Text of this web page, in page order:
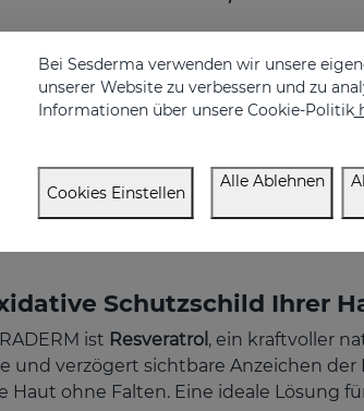
Schutzschild Ihrer
ist Resveratrol , ein kraftvoller
und verzögert sichtbare Anzeichen
Haut ohne Falten. Eine ideale
Bei Sesderma verwenden wir unsere
unserer Website zu verbessern und zu
Informationen über unsere Cookie-Politik
Cookies Einstellen
Alle Ablehnen